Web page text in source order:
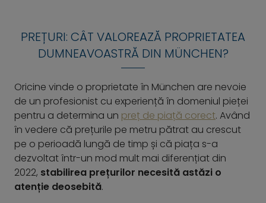
PREȚURI: CÂT VALOREAZĂ PROPRIETATEA
DUMNEAVOASTRĂ DIN MÜNCHEN?
Oricine vinde o proprietate în München are nevoie
de un profesionist cu experiență în domeniul pieței
pentru a determina un preț de piață corect. Având
în vedere că prețurile pe metru pătrat au crescut
pe o perioadă lungă de timp și că piața s-a
dezvoltat într-un mod mult mai diferențiat din
2022, stabilirea prețurilor necesită astăzi o
atenție deosebită.